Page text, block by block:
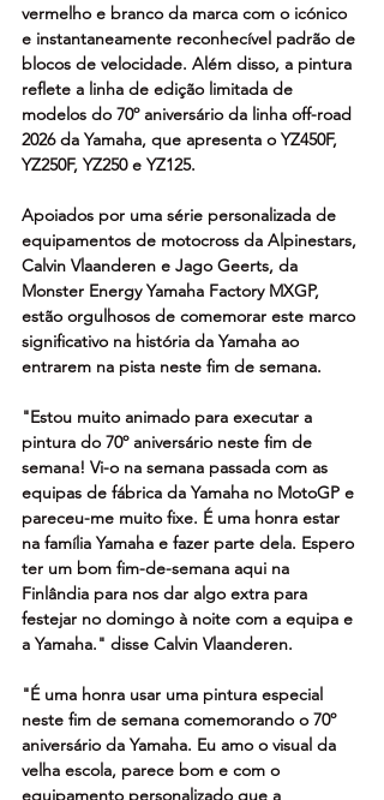
vermelho e branco da marca com o icónico
e instantaneamente reconhecível padrão de
blocos de velocidade. Além disso, a pintura
reflete a linha de edição limitada de
modelos do 70º aniversário da linha off-road
2026 da Yamaha, que apresenta o YZ450F,
YZ250F, YZ250 e YZ125.
Apoiados por uma série personalizada de
equipamentos de motocross da Alpinestars,
Calvin Vlaanderen e Jago Geerts, da
Monster Energy Yamaha Factory MXGP,
estão orgulhosos de comemorar este marco
significativo na história da Yamaha ao
entrarem na pista neste fim de semana.
"Estou muito animado para executar a
pintura do 70º aniversário neste fim de
semana! Vi-o na semana passada com as
equipas de fábrica da Yamaha no MotoGP e
pareceu-me muito fixe. É uma honra estar
na família Yamaha e fazer parte dela. Espero
ter um bom fim-de-semana aqui na
Finlândia para nos dar algo extra para
festejar no domingo à noite com a equipa e
a Yamaha." disse Calvin Vlaanderen.
"É uma honra usar uma pintura especial
neste fim de semana comemorando o 70º
aniversário da Yamaha. Eu amo o visual da
velha escola, parece bom e com o
equipamento personalizado que a